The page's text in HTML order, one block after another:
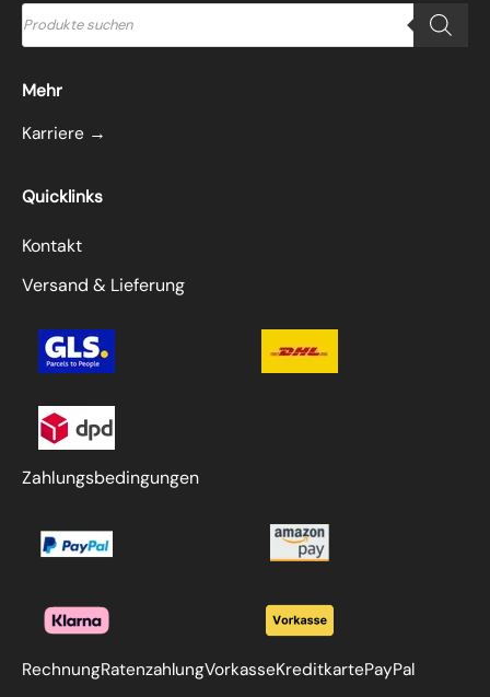
Products
search
Mehr
Karriere →
Quicklinks
Kontakt
Versand & Lieferung
Zahlungsbedingungen
RechnungRatenzahlungVorkasseKreditkartePayPal